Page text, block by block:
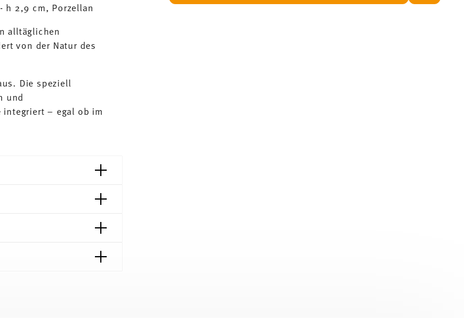
h 2,9 cm, Porzellan
alltäglichen
von der Natur des
Die speziell
und
integriert – egal ob im